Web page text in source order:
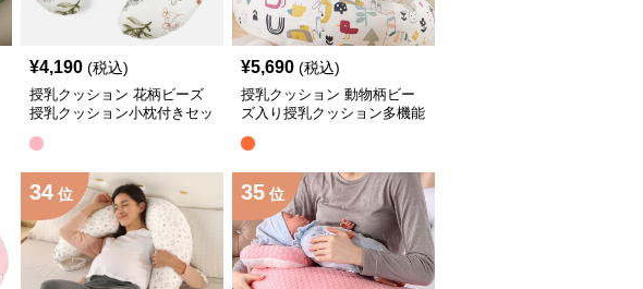
¥4,190 (税込)
授乳クッション 花柄ビーズ
授乳クッション小枕付きセッ
¥5,690 (税込)
授乳クッション 動物柄ビー
ズ入り授乳クッション多機能
34 位 35 位